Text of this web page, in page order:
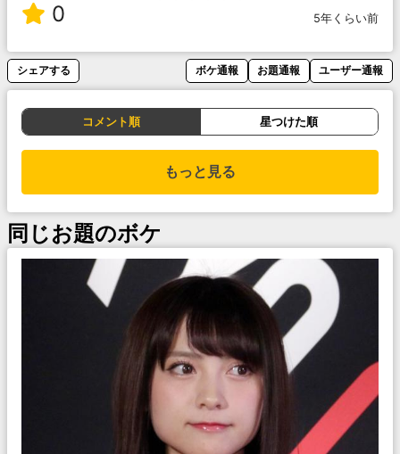
0 5年くらい前
シェアする ボケ通報 お題通報 ユーザー通報
コメント順 星つけた順
もっと見る
同じお題のボケ